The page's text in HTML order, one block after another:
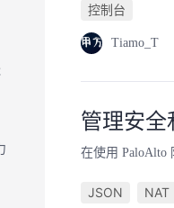
控制台
Tiamo_T
管理安全
在使用 PaloAlto
JSON NAT